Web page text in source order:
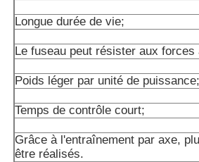
Longue durée de vie;
Le fuseau peut résister aux
Poids léger par unité de puissance;
Temps de contrôle court;
Grâce à l'entraînement par axe,
être réalisés.